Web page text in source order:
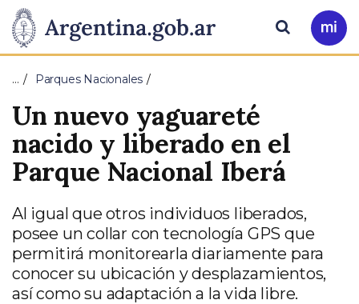
Presidencia
de
la
Nación
Pasar al contenido principal
Ir
a
Buscar
… Parques Nacionales
Un nuevo yaguareté
nacido y liberado en el
Parque Nacional Iberá
Al igual que otros individuos liberados,
posee un collar con tecnología GPS que
permitirá monitorearla diariamente para
conocer su ubicación y desplazamientos,
así como su adaptación a la vida libre.